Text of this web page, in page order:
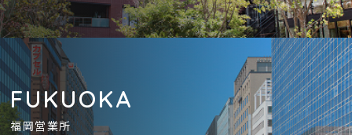
FUKUOKA
福岡営業所